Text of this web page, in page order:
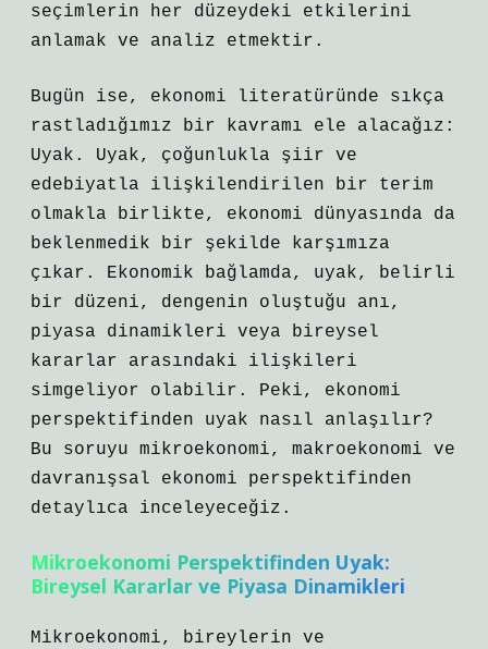
seçimlerin her düzeydeki etkilerini
anlamak ve analiz etmektir.
Bugün ise, ekonomi literatüründe sıkça
rastladığımız bir kavramı ele alacağız:
Uyak. Uyak, çoğunlukla şiir ve
edebiyatla ilişkilendirilen bir terim
olmakla birlikte, ekonomi dünyasında da
beklenmedik bir şekilde karşımıza
çıkar. Ekonomik bağlamda, uyak, belirli
bir düzeni, dengenin oluştuğu anı,
piyasa dinamikleri veya bireysel
kararlar arasındaki ilişkileri
simgeliyor olabilir. Peki, ekonomi
perspektifinden uyak nasıl anlaşılır?
Bu soruyu mikroekonomi, makroekonomi ve
davranışsal ekonomi perspektifinden
detaylıca inceleyeceğiz.
Mikroekonomi Perspektifinden Uyak:
Bireysel Kararlar ve Piyasa Dinamikleri
Mikroekonomi, bireylerin ve